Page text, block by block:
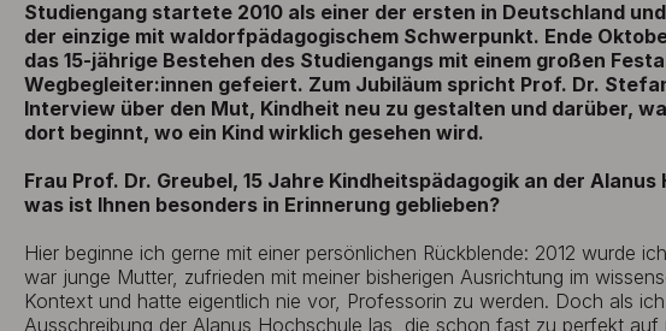
Studiengang startete 2010 als einer der ersten in Deutschland
der einzige mit waldorfpädagogischem Schwerpunkt. Ende
das 15-jährige Bestehen des Studiengangs mit einem großen
Wegbegleiter:innen gefeiert. Zum Jubiläum spricht Prof. Dr.
Interview über den Mut, Kindheit neu zu gestalten und darüber,
dort beginnt, wo ein Kind wirklich gesehen wird.
Frau Prof. Dr. Greubel, 15 Jahre Kindheitspädagogik an der Alanus
was ist Ihnen besonders in Erinnerung geblieben?
Hier beginne ich gerne mit einer persönlichen Rückblende: 2012 wurde
war junge Mutter, zufrieden mit meiner bisherigen Ausrichtung im
Kontext und hatte eigentlich nie vor, Professorin zu werden. Doch als
Ausschreibung der Alanus Hochschule las, die schon fast zu perfekt auf